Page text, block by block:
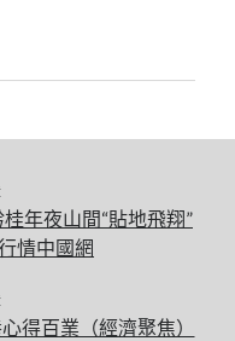
年夜山間“貼地飛翔”
情中國網
得百業（經濟聚焦）